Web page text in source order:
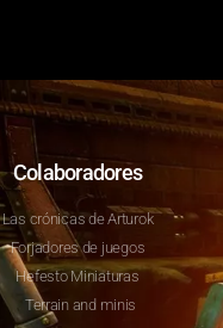
Colaboradores
Las crónicas de Arturok
Forjadores de juegos
Hefesto Miniaturas
Terrain and minis